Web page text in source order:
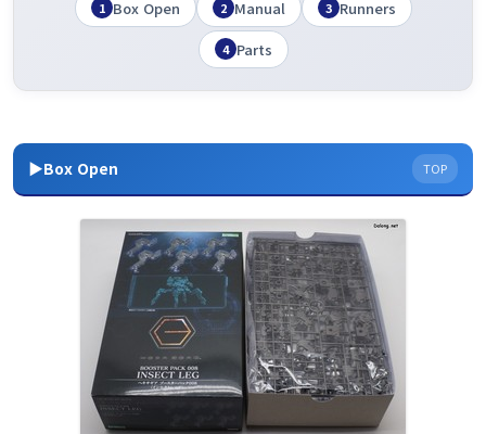
1 Box Open 2 Manual 3 Runners
4 Parts
▶Box Open TOP